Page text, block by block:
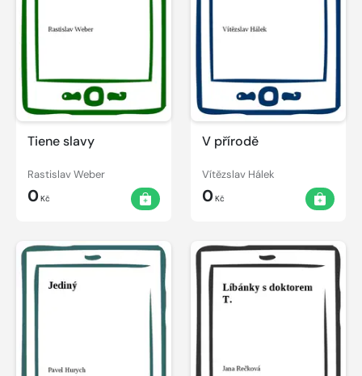
Tiene slavy
Rastislav Weber
0Kč
V přírodě
Vítězslav Hálek
0Kč